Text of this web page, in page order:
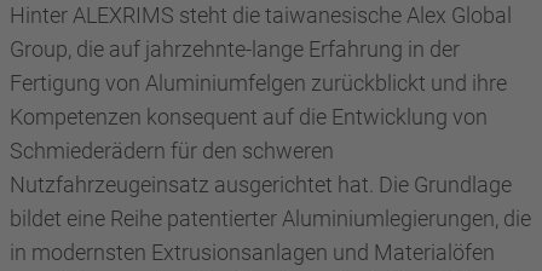
Hinter ALEXRIMS steht die taiwanesische Alex Global
Group, die auf jahrzehnte-lange Erfahrung in der
Fertigung von Aluminiumfelgen zurückblickt und ihre
Kompetenzen konsequent auf die Entwicklung von
Schmiederädern für den schweren
Nutzfahrzeugeinsatz ausgerichtet hat. Die Grundlage
bildet eine Reihe patentierter Aluminiumlegierungen, die
in modernsten Extrusionsanlagen und Materialöfen